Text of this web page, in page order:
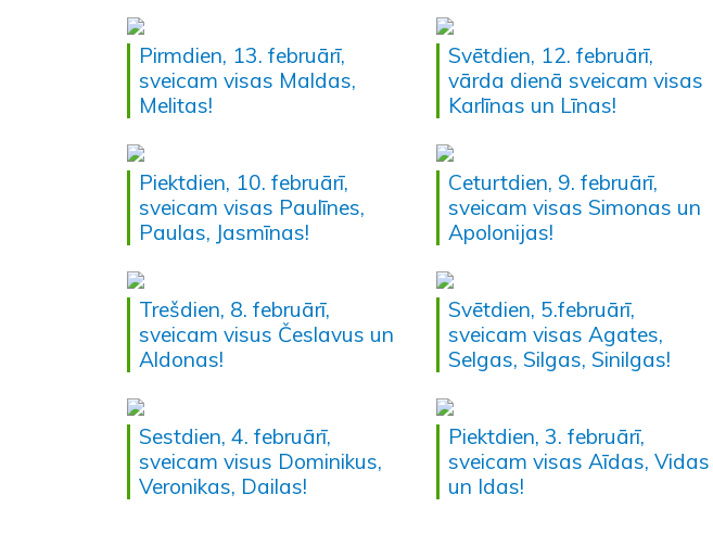
Pirmdien, 13. februārī,
sveicam visas Maldas,
Melitas!
Svētdien, 12. februārī,
vārda dienā sveicam visas
Karlīnas un Līnas!
Piektdien, 10. februārī,
sveicam visas Paulīnes,
Paulas, Jasmīnas!
Ceturtdien, 9. februārī,
sveicam visas Simonas un
Apolonijas!
Trešdien, 8. februārī,
sveicam visus Česlavus un
Aldonas!
Svētdien, 5.februārī,
sveicam visas Agates,
Selgas, Silgas, Sinilgas!
Sestdien, 4. februārī,
sveicam visus Dominikus,
Veronikas, Dailas!
Piektdien, 3. februārī,
sveicam visas Aīdas, Vidas
un Idas!